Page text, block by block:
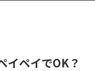
イペイでOK？